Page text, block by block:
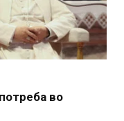
во